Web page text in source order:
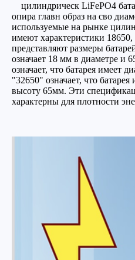
цилиндрическ LiFePO4
опира главн образ на сво
используемые на рынке
имеют характеристики
представляют размеры
означает 18 мм в диаметре и
означает, что батарея имеет
"32650" означает, что
высоту 65мм. Эти
характерны для плотности